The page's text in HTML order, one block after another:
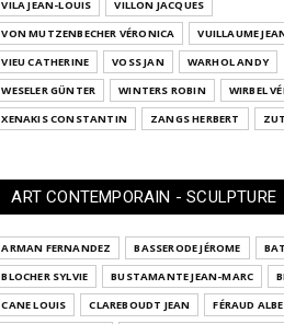
VILA JEAN-LOUIS
VILLON JACQUES
VON MUTZENBECHER VÉRONICA
VUILLAUME
VIEU CATHERINE
VOSS JAN
WARHOL ANDY
WESELER GÜNTER
WINTERS ROBIN
WIRBEL
XENAKIS CONSTANTIN
ZANGS HERBERT
ART CONTEMPORAIN - SCULPTURE
ARMAN FERNANDEZ BASSERODE JÉROME
BLOCHER SYLVIE
BUSTAMANTE JEAN-MARC
CANE LOUIS
CLAREBOUDT JEAN
FÉRAUD